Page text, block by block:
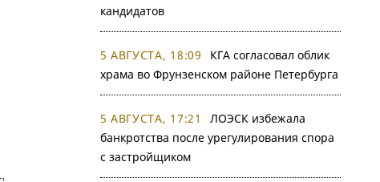
кандидатов
5 АВГУСТА, 18:09
КГА согласовал облик
храма во Фрунзенском районе Петербурга
5 АВГУСТА, 17:21
ЛОЭСК избежала
банкротства после урегулирования спора
с застройщиком